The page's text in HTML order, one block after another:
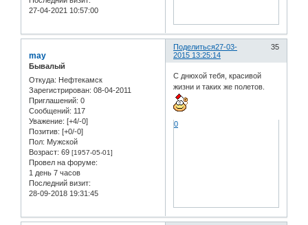
27-04-2021 10:57:00
Поделиться 35
27-03-
2015 13:25:14
may
Бывалый
Откуда: Нефтекамск
Зарегистрирован: 08-04-2011
Приглашений: 0
Сообщений: 117
Уважение: [+4/-0]
Позитив: [+0/-0]
Пол: Мужской
Возраст: 69 [1957-05-01]
Провел на форуме:
1 день 7 часов
Последний визит:
28-09-2018 19:31:45
С днюхой тебя, красивой
жизни и таких же полетов.
0